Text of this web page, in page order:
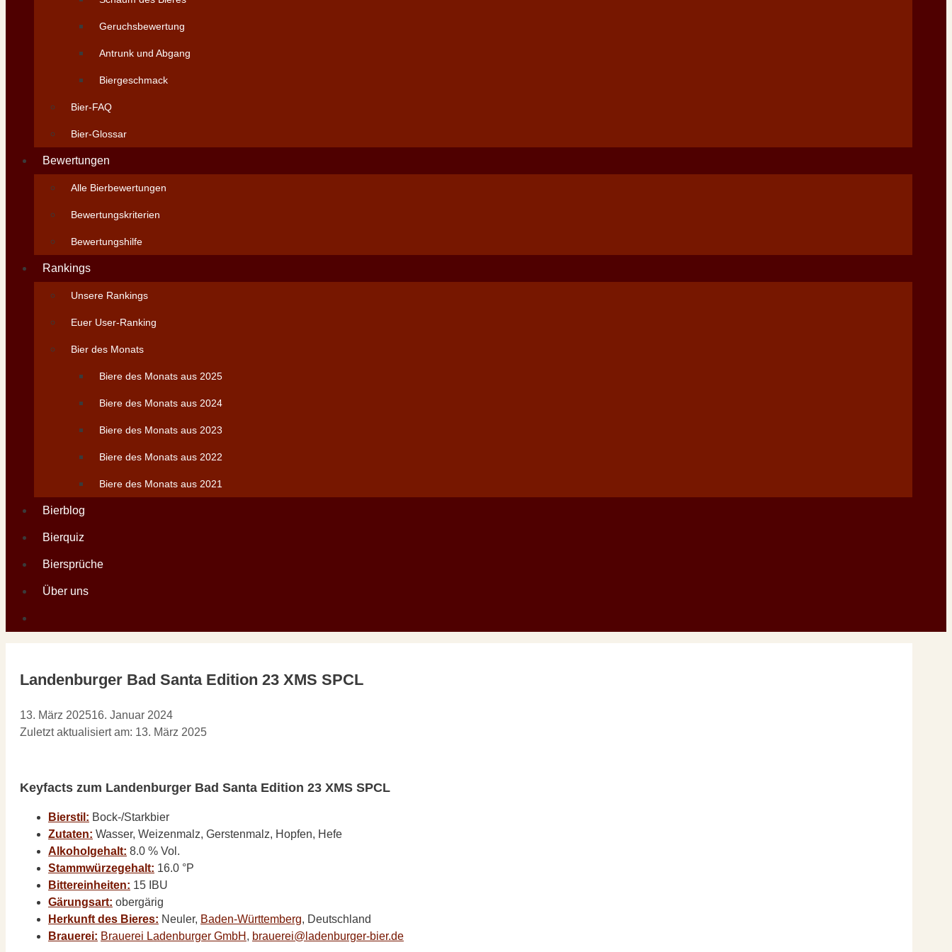
Geruchsbewertung
Antrunk und Abgang
Biergeschmack
Bier-FAQ
Bier-Glossar
Bewertungen
Alle Bierbewertungen
Bewertungskriterien
Bewertungshilfe
Rankings
Unsere Rankings
Euer User-Ranking
Bier des Monats
Biere des Monats aus 2025
Biere des Monats aus 2024
Biere des Monats aus 2023
Biere des Monats aus 2022
Biere des Monats aus 2021
Bierblog
Bierquiz
Biersprüche
Über uns
Landenburger Bad Santa Edition 23 XMS SPCL
13. März 202516. Januar 2024
Zuletzt aktualisiert am: 13. März 2025
Keyfacts zum Landenburger Bad Santa Edition 23 XMS SPCL
Bierstil: Bock-/Starkbier
Zutaten: Wasser, Weizenmalz, Gerstenmalz, Hopfen, Hefe
Alkoholgehalt: 8.0 % Vol.
Stammwürzegehalt: 16.0 °P
Bittereinheiten: 15 IBU
Gärungsart: obergärig
Herkunft des Bieres: Neuler, Baden-Württemberg, Deutschland
Brauerei: Brauerei Ladenburger GmbH , brauerei@ladenburger-bier.de